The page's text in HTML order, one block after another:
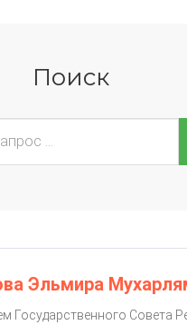
Поиск
Эльмира
Государственного Совета